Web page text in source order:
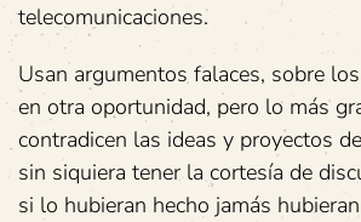
telecomunicaciones.
Usan argumentos falaces, sobre
en otra oportunidad, pero lo más
contradicen las ideas y proyectos
sin siquiera tener la cortesía de
si lo hubieran hecho jamás